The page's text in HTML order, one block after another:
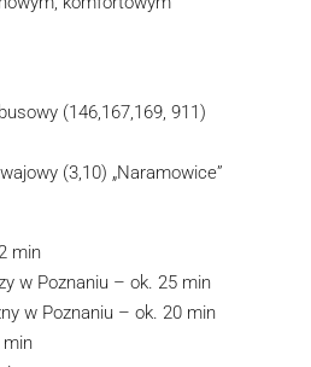
(146,167,169, 911)
(3,10) „Naramowice”
min
w Poznaniu – ok. 25 min
w Poznaniu – ok. 20 min
min